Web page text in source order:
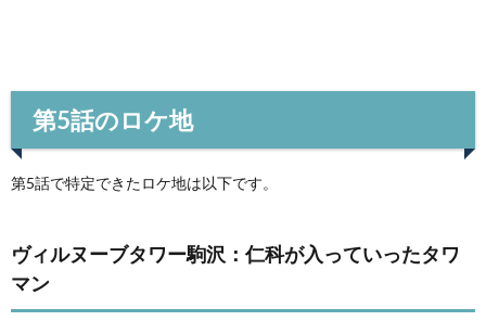
第5話のロケ地
第5話で特定できたロケ地は以下です。
ヴィルヌーブタワー駒沢：仁科が入っていったタワ
マン